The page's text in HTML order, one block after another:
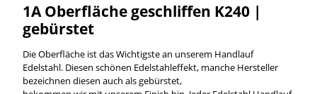
1A Oberfläche geschliffen K240 |
gebürstet
Die Oberfläche ist das Wichtigste an unserem Handlauf
Edelstahl. Diesen schönen Edelstahleffekt, manche Hersteller
bezeichnen diesen auch als gebürstet,